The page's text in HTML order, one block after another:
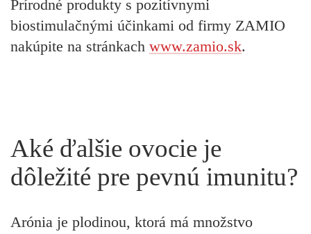
Prírodné produkty s pozitívnymi
biostimulačnými účinkami od firmy ZAMIO
nakúpite na stránkach www.zamio.sk.
Aké ďalšie ovocie je
dôležité pre pevnú imunitu?
Arónia je plodinou, ktorá má množstvo